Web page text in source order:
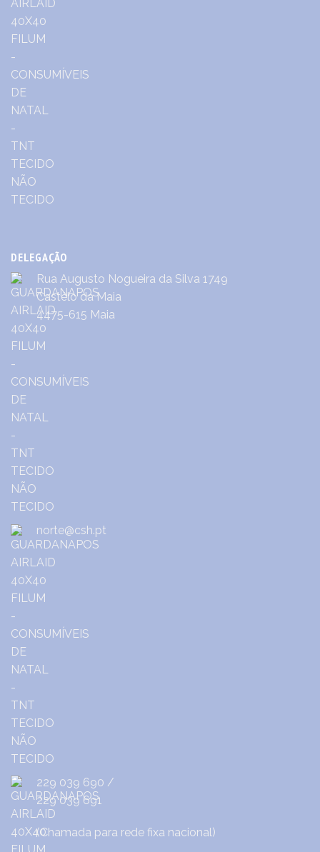
DELEGAÇÃO
Rua Augusto Nogueira da Silva 1749
Castêlo da Maia
4475-615 Maia
norte@csh.pt
229 039 690 /
229 039 691
(Chamada para rede fixa nacional)